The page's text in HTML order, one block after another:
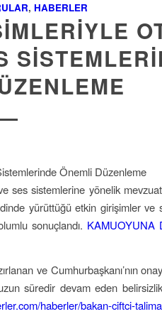
, HABERLER
Önemli Düzenleme
ses sistemlerine yönelik
yürüttüğü etkin girişimler ve
sonuçlandı. KAMUOYUNA
ve Cumhurbaşkanı’nın
süredir devam eden
haberler/bakan-ciftci-